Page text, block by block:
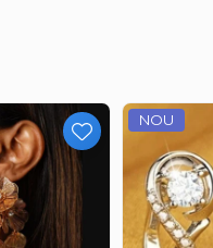
vestimentare
NOU